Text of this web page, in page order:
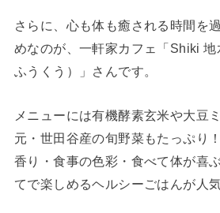
さらに、心も体も癒される時間を
めなのが、一軒家カフェ「Shiki
ふうくう）」さんです。
メニューには有機酵素玄米や大豆
元・世田谷産の旬野菜もたっぷり！
香り・食事の色彩・食べて体が喜
てで楽しめるヘルシーごはんが人